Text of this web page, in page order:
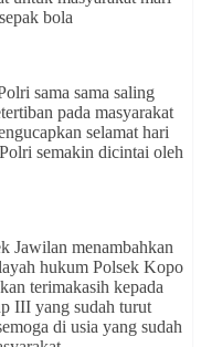
bola
sama sama saling
pada masyarakat
selamat hari
semakin dicintai oleh
Jawilan menambahkan
hukum Polsek Kopo
terimakasih kepada
III yang sudah turut
di usia yang sudah